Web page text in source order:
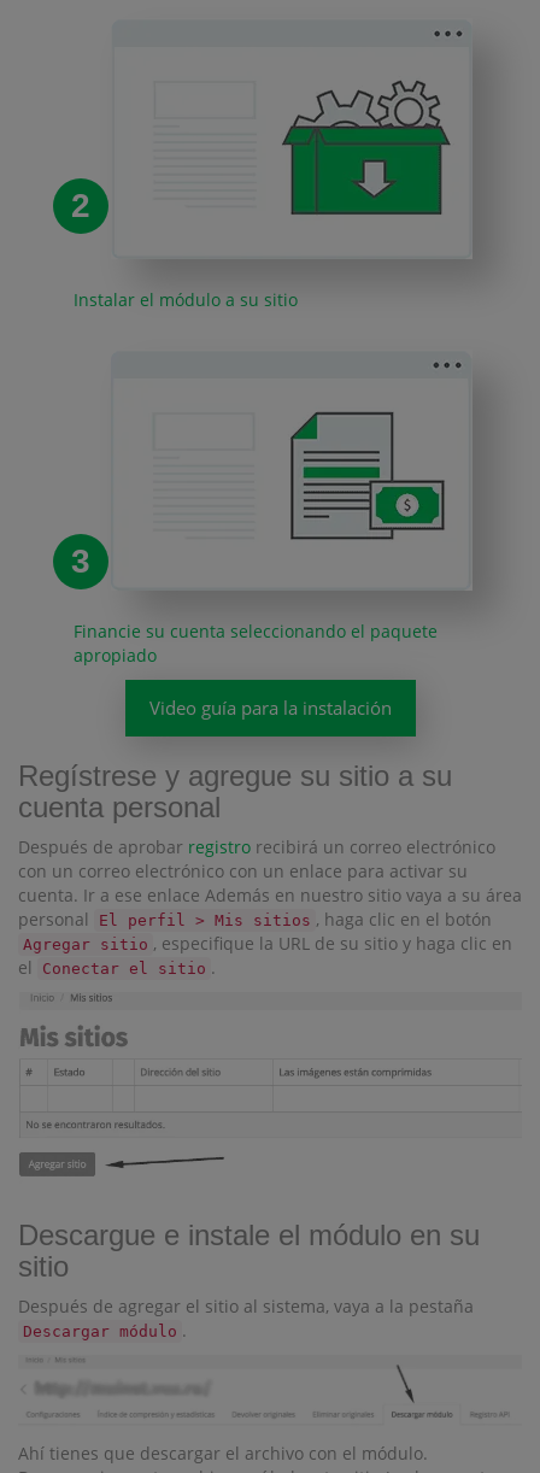
2
Instalar el módulo a su sitio
3
Financie su cuenta seleccionando el paquete
apropiado
Video guía para la instalación
Regístrese y agregue su sitio a su
cuenta personal
Después de aprobar registro recibirá un correo electrónico
con un correo electrónico con un enlace para activar su
cuenta. Ir a ese enlace Además en nuestro sitio vaya a su área
personal
El perfil > Mis sitios , haga clic en el botón
Agregar sitio , especifique la URL de su sitio y haga clic en
el
Conectar el sitio .
Descargue e instale el módulo en su
sitio
Después de agregar el sitio al sistema, vaya a la pestaña
Descargar módulo .
Ahí tienes que descargar el archivo con el módulo.